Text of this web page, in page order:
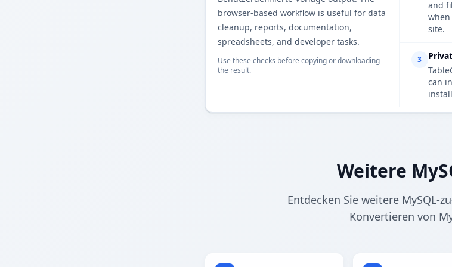
browser-based workflow is useful for data
cleanup, reports, documentation,
spreadsheets, and developer tasks.
Use these checks before copying or downloading
the result.
and
site.
3
can
Weitere
Entdecken Sie weitere MySQL-
Konvertieren von